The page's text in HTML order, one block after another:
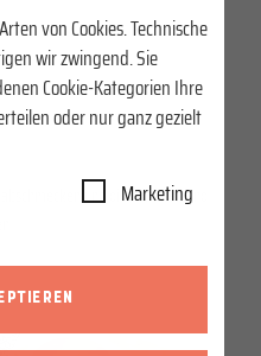
und die Tomaten und
von Cookies. Technische
wir zwingend. Sie
Cookie-Kategorien Ihre
oder nur ganz gezielt
Marketing